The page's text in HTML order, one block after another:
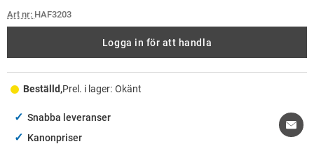
Art nr: HAF3203
Logga in för att handla
Beställd,Prel. i lager: Okänt
✓ Snabba leveranser
✓ Kanonpriser